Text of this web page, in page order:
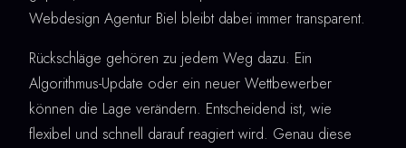
Webdesign Agentur Biel bleibt dabei immer transparent.
Rückschläge gehören zu jedem Weg dazu. Ein
Algorithmus-Update oder ein neuer Wettbewerber
können die Lage verändern. Entscheidend ist, wie
flexibel und schnell darauf reagiert wird. Genau diese